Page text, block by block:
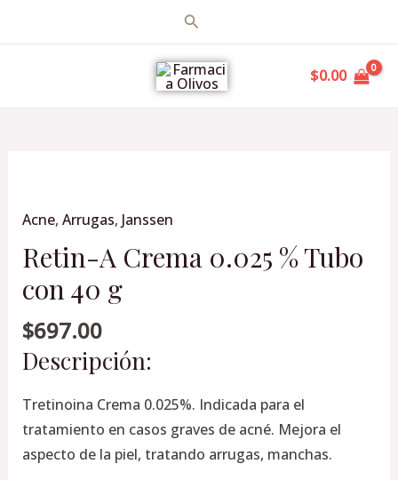
Buscar
$0.00
Acne, Arrugas, Janssen
Retin-A Crema 0.025 % Tubo
con 40 g
$697.00
Descripción:
Tretinoina Crema 0.025%. Indicada para el
tratamiento en casos graves de acné. Mejora el
aspecto de la piel, tratando arrugas, manchas.
Crema
0.025
%
Tubo
con
40
g
cantidad